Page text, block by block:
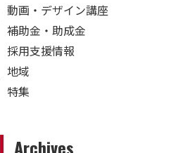
動画・デザイン講座
補助金・助成金
採用支援情報
地域
特集
Archives